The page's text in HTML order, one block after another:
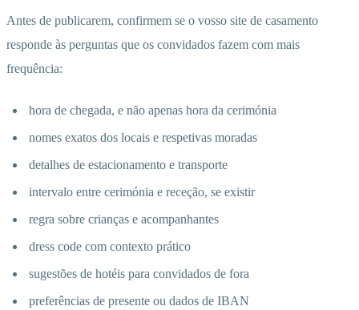
Antes de publicarem, confirmem se o vosso site de casamento
responde às perguntas que os convidados fazem com mais
frequência:
hora de chegada, e não apenas hora da cerimónia
nomes exatos dos locais e respetivas moradas
detalhes de estacionamento e transporte
intervalo entre cerimónia e receção, se existir
regra sobre crianças e acompanhantes
dress code com contexto prático
sugestões de hotéis para convidados de fora
preferências de presente ou dados de IBAN